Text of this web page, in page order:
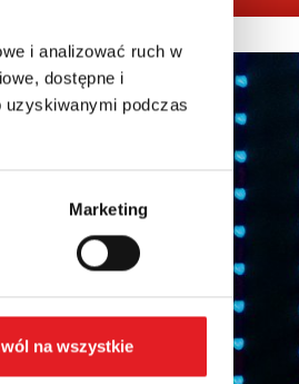
i analizować ruch w
dostępne i
uzyskiwanymi podczas
Marketing
na wszystkie